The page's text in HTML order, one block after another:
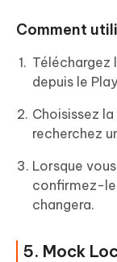
Comment
Téléchargez
depuis le
Choisissez
recherchez
Lorsque
confirmez-
changera.
5. Mock